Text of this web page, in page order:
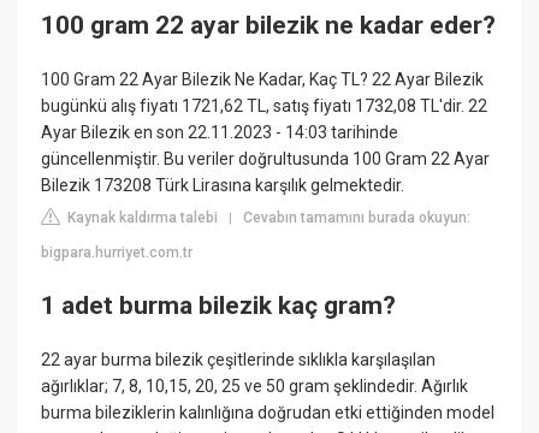
100 gram 22 ayar bilezik ne kadar eder?
100 Gram 22 Ayar Bilezik Ne Kadar, Kaç TL? 22 Ayar Bilezik
bugünkü alış fiyatı 1721,62 TL, satış fiyatı 1732,08 TL'dir. 22
Ayar Bilezik en son 22.11.2023 - 14:03 tarihinde
güncellenmiştir. Bu veriler doğrultusunda 100 Gram 22 Ayar
Bilezik 173208 Türk Lirasına karşılık gelmektedir.
Kaynak kaldırma talebi |Cevabın tamamını burada okuyun:
bigpara.hurriyet.com.tr
1 adet burma bilezik kaç gram?
22 ayar burma bilezik çeşitlerinde sıklıkla karşılaşılan
ağırlıklar; 7, 8, 10,15, 20, 25 ve 50 gram şeklindedir. Ağırlık
burma bileziklerin kalınlığına doğrudan etki ettiğinden model